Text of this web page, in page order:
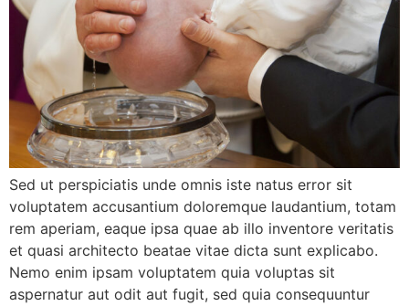
Sed ut perspiciatis unde omnis iste natus error sit
voluptatem accusantium doloremque laudantium, totam
rem aperiam, eaque ipsa quae ab illo inventore veritatis
et quasi architecto beatae vitae dicta sunt explicabo.
Nemo enim ipsam voluptatem quia voluptas sit
aspernatur aut odit aut fugit, sed quia consequuntur